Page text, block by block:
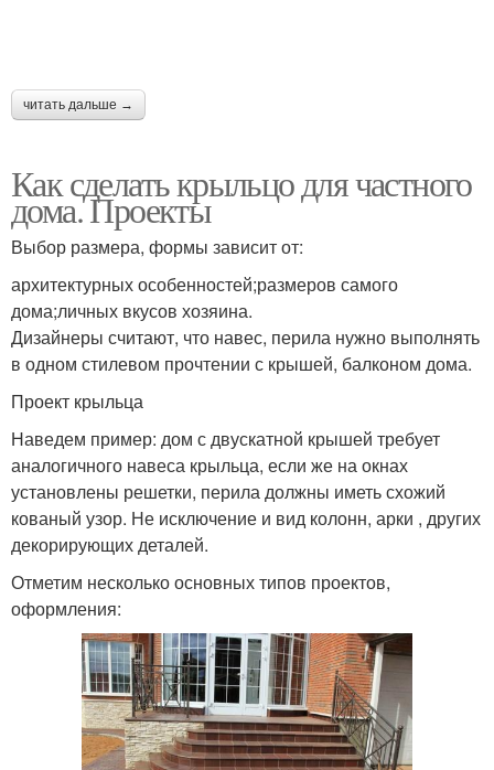
читать дальше →
Как сделать крыльцо для частного
дома. Проекты
Выбор размера, формы зависит от:
архитектурных особенностей;размеров самого
дома;личных вкусов хозяина.
Дизайнеры считают, что навес, перила нужно выполнять
в одном стилевом прочтении с крышей, балконом дома.
Проект крыльца
Наведем пример: дом с двускатной крышей требует
аналогичного навеса крыльца, если же на окнах
установлены решетки, перила должны иметь схожий
кованый узор. Не исключение и вид колонн, арки , других
декорирующих деталей.
Отметим несколько основных типов проектов,
оформления: